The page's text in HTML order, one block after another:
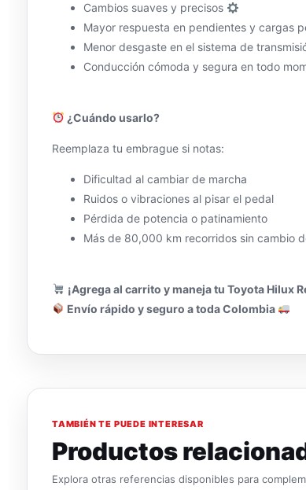
Cambios suaves y precisos
Mayor respuesta en pendientes y cargas
Menor desgaste en el sistema de
Conducción cómoda y segura en todo
¿Cuándo usarlo?
Reemplaza tu embrague si notas:
Dificultad al cambiar de marcha
Ruidos o vibraciones al pisar el pedal
Pérdida de potencia o patinamiento
Más de 80,000 km recorridos sin cambio
¡Agrega al carrito y maneja tu Toyota Hilux
Envío rápido y seguro a toda Colombia
TAMBIÉN TE PUEDE INTERESAR
Productos
Explora otras referencias disponibles para